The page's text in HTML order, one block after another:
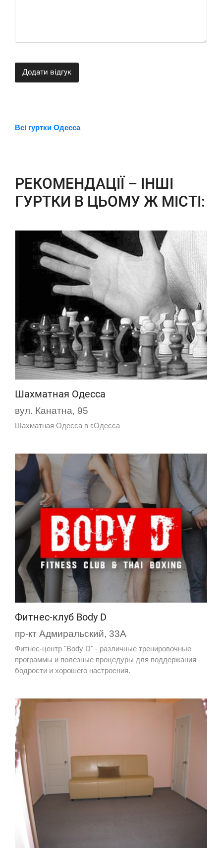
Додати відгук
Всі гуртки Одесса
РЕКОМЕНДАЦІЇ – ІНШІ
ГУРТКИ В ЦЬОМУ Ж МІСТІ:
Шахматная Одесса
вул. Канатна, 95
Шахматная Одесса в г.Одесса
Фитнес-клуб Body D
пр-кт Адмиральский, 33А
Фитнес-центр "Body D" - различные тренировочные
программы и полезные процедуры для поддержания
бодрости и хорошего настроения.